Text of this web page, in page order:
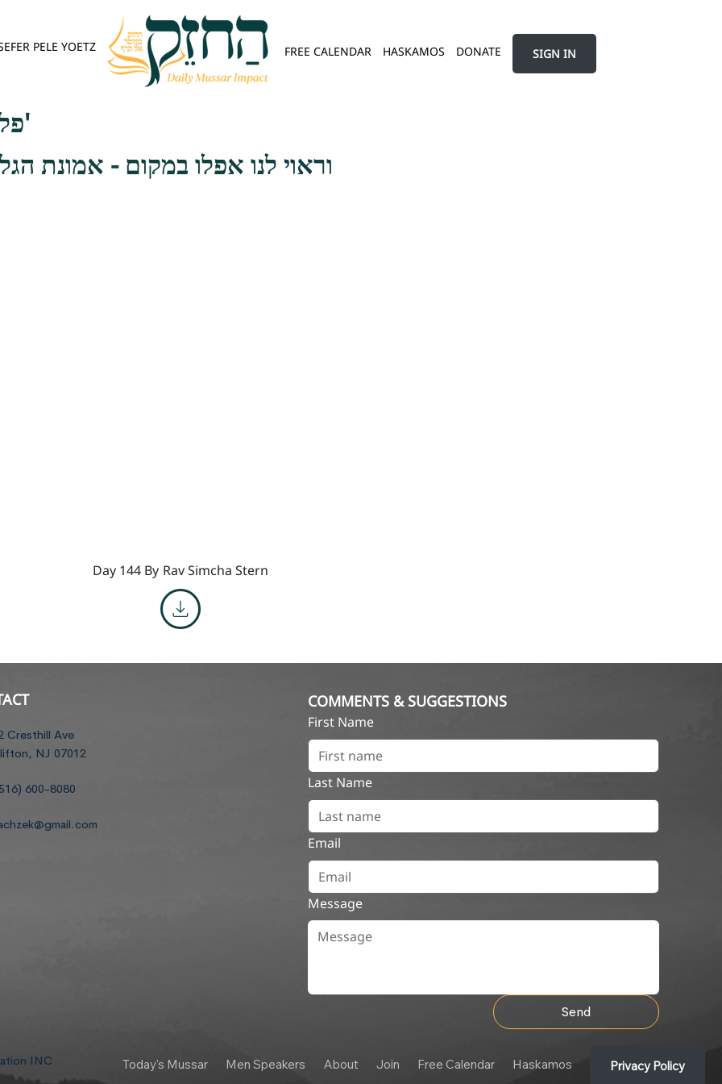
PELE YOETZ FREE CALENDAR HASKAMOS DONATE SIGN IN
פלא יועץ - אות ג'
וראוי לנו אפלו במקום - אמונת
Day 144 By Rav Simcha Stern
Cresthill Ave
NJ 07012
600-8080
COMMENTS & SUGGESTIONS
First Name
Last Name
Email
Message
Send
INC Today's Mussar Men Speakers About Join Free Calendar Haskamos Privacy Policy